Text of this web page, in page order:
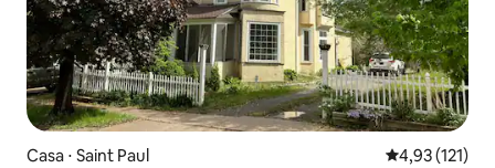
Casa ⋅ Saint Paul 4,93 de uma
4,93 (121)